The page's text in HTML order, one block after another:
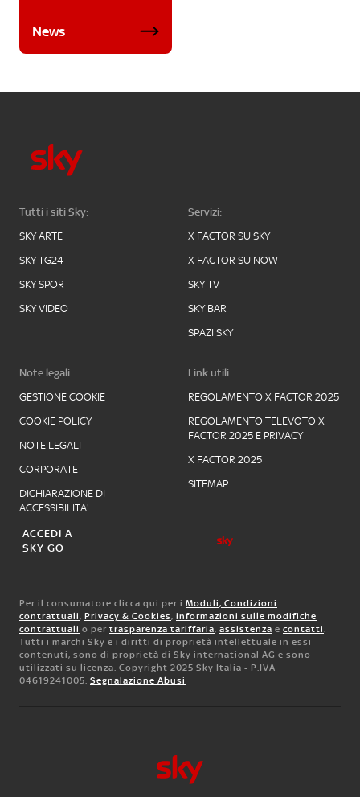
News
Tutti i siti Sky:
SKY ARTE
SKY TG24
SKY SPORT
SKY VIDEO
Servizi:
X FACTOR SU SKY
X FACTOR SU NOW
SKY TV
SKY BAR
SPAZI SKY
Note legali:
GESTIONE COOKIE
COOKIE POLICY
NOTE LEGALI
CORPORATE
DICHIARAZIONE DI
ACCESSIBILITA'
Link utili:
REGOLAMENTO X FACTOR 2025
REGOLAMENTO TELEVOTO X
FACTOR 2025 E PRIVACY
X FACTOR 2025
SITEMAP
ACCEDI A
SKY GO
Per il consumatore clicca qui per i Moduli, Condizioni
contrattuali, Privacy & Cookies, informazioni sulle modifiche
contrattuali o per trasparenza tariffaria, assistenza e contatti.
Tutti i marchi Sky e i diritti di proprietà intellettuale in essi
contenuti, sono di proprietà di Sky international AG e sono
utilizzati su licenza. Copyright 2025 Sky Italia - P.IVA
04619241005. Segnalazione Abusi